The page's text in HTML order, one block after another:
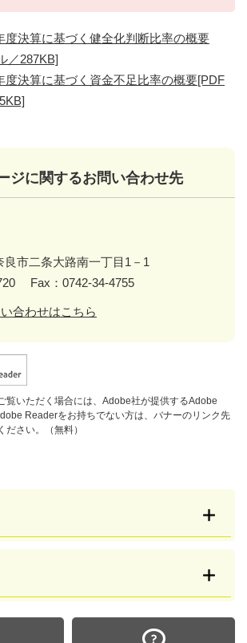
度決算に基づく健全化判断比率の概要
／287KB]
度決算に基づく資金不足比率の概要[PDF
ジに関するお問い合わせ先
良市二条大路南一丁目1－1
Fax：0742-34-4755
合わせはこちら
覧いただく場合には、Adobe社が提供するAdobe
Readerをお持ちでない方は、バナーのリンク先
さい。（無料）